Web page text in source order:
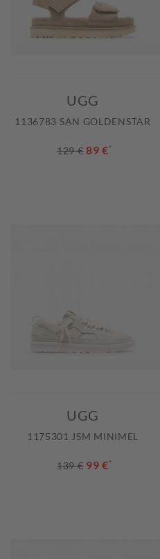
UGG
1136783 SAN GOLDENSTAR
129 € 89 €*
UGG
1175301 JSM MINIMEL
139 € 99 €*